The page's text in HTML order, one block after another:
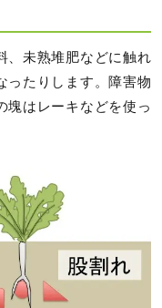
、未熟堆肥などに触れ
ったりします。障害物
塊はレーキなどを使っ